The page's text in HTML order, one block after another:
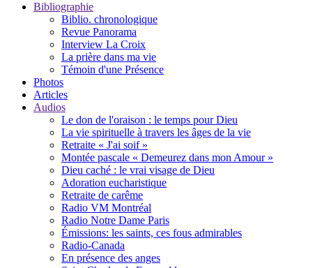
Bibliographie
Biblio. chronologique
Revue Panorama
Interview La Croix
La prière dans ma vie
Témoin d'une Présence
Photos
Articles
Audios
Le don de l'oraison : le temps pour Dieu
La vie spirituelle à travers les âges de la vie
Retraite « J'ai soif »
Montée pascale « Demeurez dans mon Amour »
Dieu caché : le vrai visage de Dieu
Adoration eucharistique
Retraite de carême
Radio VM Montréal
Radio Notre Dame Paris
Émissions: les saints, ces fous admirables
Radio-Canada
En présence des anges